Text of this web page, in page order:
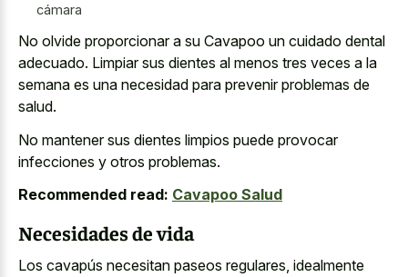
cámara
No olvide proporcionar a su Cavapoo un cuidado dental
adecuado. Limpiar sus dientes al menos tres veces a la
semana es una necesidad para prevenir problemas de
salud.
No mantener sus dientes limpios puede provocar
infecciones y otros problemas.
Recommended read: Cavapoo Salud
Necesidades de vida
Los cavapús necesitan paseos regulares, idealmente